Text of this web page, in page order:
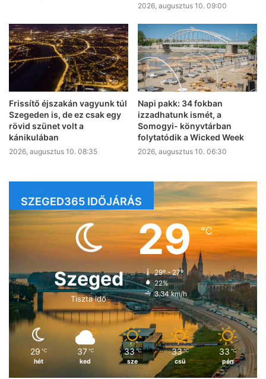
2026, augusztus 10. 09:00
Frissítő éjszakán vagyunk túl
Szegeden is, de ez csak egy
rövid szünet volt a
kánikulában
2026, augusztus 10. 08:35
Napi pakk: 34 fokban
izzadhatunk ismét, a
Somogyi- könyvtárban
folytatódik a Wicked Week
2026, augusztus 10. 06:30
SZEGED365 IDŐJÁRÁS
Szeged
Tiszta idő
29℃
29º - 27º
22%
3.34 km/h
29 ℃
hét
37 ℃
ked
33 ℃
sze
33 ℃
csü
33 ℃
pén